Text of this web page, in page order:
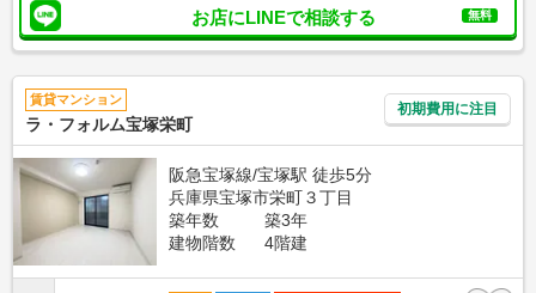
お店にLINEで相談する 無料
賃貸マンション
ラ・フォルム宝塚栄町
初期費用に注目
阪急宝塚線/宝塚駅 徒歩5分
兵庫県宝塚市栄町３丁目
築年数
築3年
建物階数
4階建